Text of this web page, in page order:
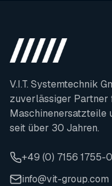
V.I.T. Systemtechnik
zuverlässiger Partner
Maschinenersatzteile
seit über 30 Jahren.
+49 (0) 7156 1755-0
info@vit-group.com